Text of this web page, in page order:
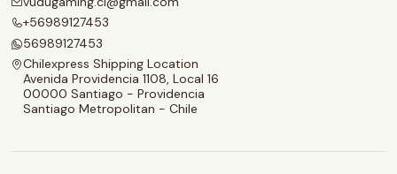
+56989127453
56989127453
Chilexpress Shipping Location
Avenida Providencia 1108, Local 16
00000 Santiago - Providencia
Santiago Metropolitan - Chile